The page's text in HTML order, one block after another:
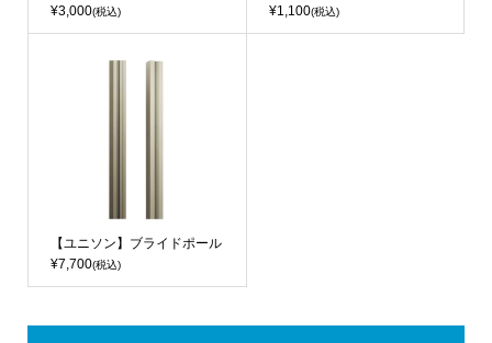
¥3,000(税込)
¥1,100(税込)
【ユニソン】ブライドポール
¥7,700(税込)